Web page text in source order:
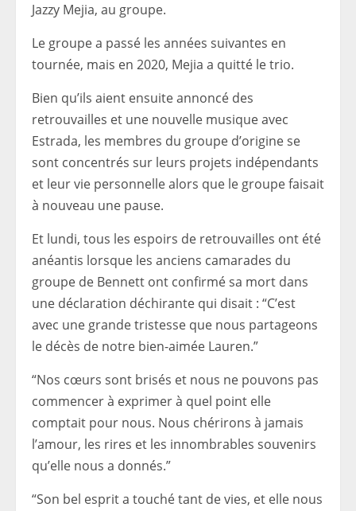
Jazzy Mejia, au groupe.
Le groupe a passé les années suivantes en
tournée, mais en 2020, Mejia a quitté le trio.
Bien qu’ils aient ensuite annoncé des
retrouvailles et une nouvelle musique avec
Estrada, les membres du groupe d’origine se
sont concentrés sur leurs projets indépendants
et leur vie personnelle alors que le groupe faisait
à nouveau une pause.
Et lundi, tous les espoirs de retrouvailles ont été
anéantis lorsque les anciens camarades du
groupe de Bennett ont confirmé sa mort dans
une déclaration déchirante qui disait : “C’est
avec une grande tristesse que nous partageons
le décès de notre bien-aimée Lauren.”
“Nos cœurs sont brisés et nous ne pouvons pas
commencer à exprimer à quel point elle
comptait pour nous. Nous chérirons à jamais
l’amour, les rires et les innombrables souvenirs
qu’elle nous a donnés.”
“Son bel esprit a touché tant de vies, et elle nous